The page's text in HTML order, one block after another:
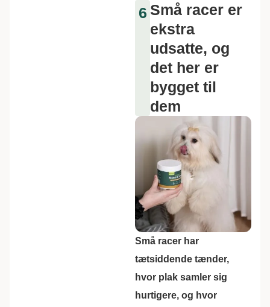
6 Små racer er
ekstra
udsatte, og
det her er
bygget til
dem
Små racer har
tætsiddende tænder,
hvor plak samler sig
hurtigere, og hvor